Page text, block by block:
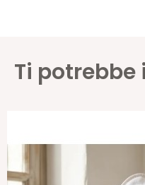
Ti